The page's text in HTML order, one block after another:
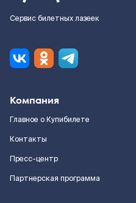
Сервис билетных лазеек
Компания
Главное о Купибилете
Контакты
Пресс-центр
Партнерская программа